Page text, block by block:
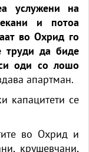
услужени на
и потоа
во Охрид го
труди да биде
оди со лошо
апартман.
капацитети се
во Охрид и
крушевчани,